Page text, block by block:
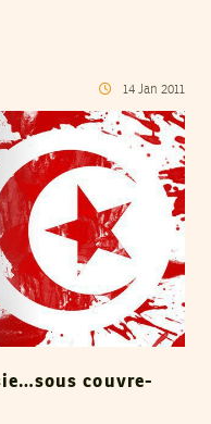
14 Jan 2011
couvre-